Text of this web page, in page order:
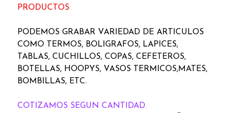
PRODUCTOS
PODEMOS GRABAR VARIEDAD DE ARTICULOS
COMO TERMOS, BOLIGRAFOS, LAPICES,
TABLAS, CUCHILLOS, COPAS, CEFETEROS,
BOTELLAS, HOOPYS, VASOS TERMICOS,MATES,
BOMBILLAS, ETC.
COTIZAMOS SEGUN CANTIDAD.